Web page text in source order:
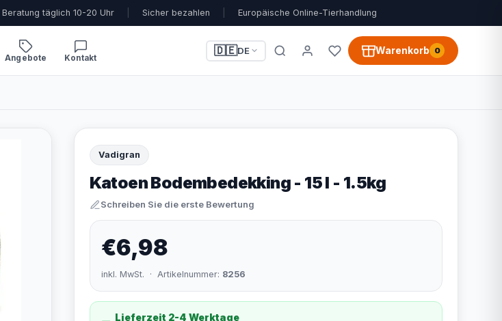
Beratung täglich 10-20 Uhr Sicher bezahlen Europäische Online-Tierhandlung
Angebote Kontakt
🇩🇪DE Warenkorb 0
Vadigran
Katoen Bodembedekking - 15 l - 1.5kg
Schreiben Sie die erste Bewertung
€6,98
inkl. MwSt. · Artikelnummer: 8256
Lieferzeit 2-4 Werktage